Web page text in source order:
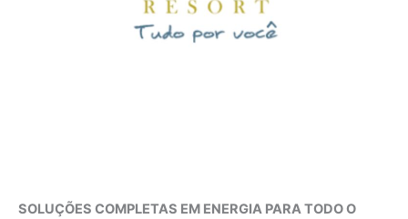
SOLUÇÕES COMPLETAS EM ENERGIA PARA TODO O